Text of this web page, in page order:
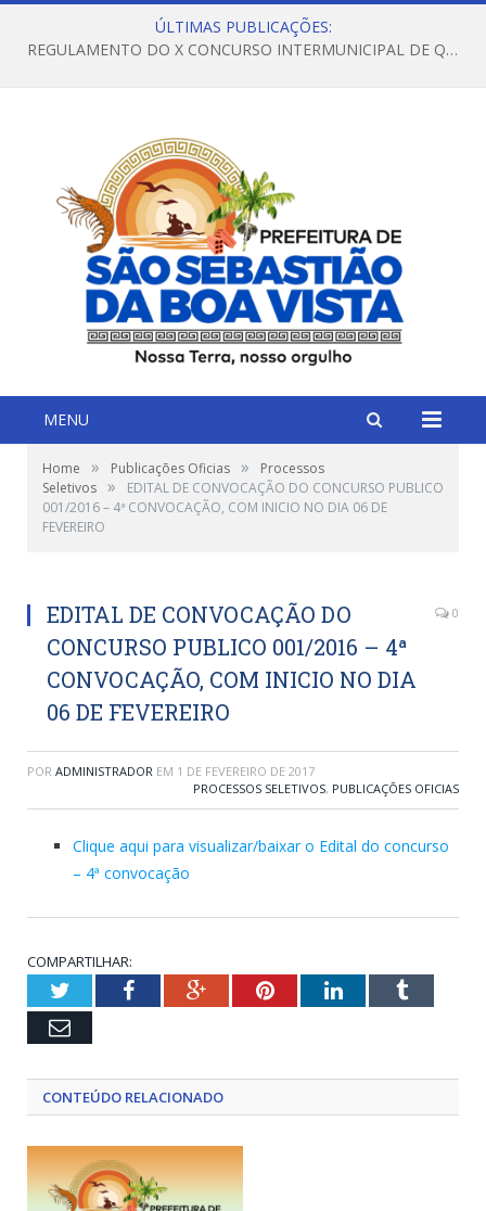
ÚLTIMAS PUBLICAÇÕES:
REGULAMENTO DO X CONCURSO INTERMUNICIPAL DE QUADRILHAS JUNINAS – 2026 – ARRAIÁ DA VENEZA
MENU
Home » Publicações Oficias »
Processos
Seletivos »
EDITAL DE CONVOCAÇÃO DO CONCURSO PUBLICO
001/2016 – 4ª CONVOCAÇÃO, COM INICIO NO DIA 06 DE
FEVEREIRO
EDITAL DE CONVOCAÇÃO DO
CONCURSO PUBLICO 001/2016 – 4ª
CONVOCAÇÃO, COM INICIO NO DIA
06 DE FEVEREIRO
0
POR ADMINISTRADOR EM 1 DE FEVEREIRO DE 2017
PROCESSOS SELETIVOS, PUBLICAÇÕES OFICIAS
Clique aqui para visualizar/baixar o Edital do concurso
– 4ª convocação
COMPARTILHAR:
TwitterFacebookGoogle+PinterestLinkedInTumblr
Email
CONTEÚDO RELACIONADO